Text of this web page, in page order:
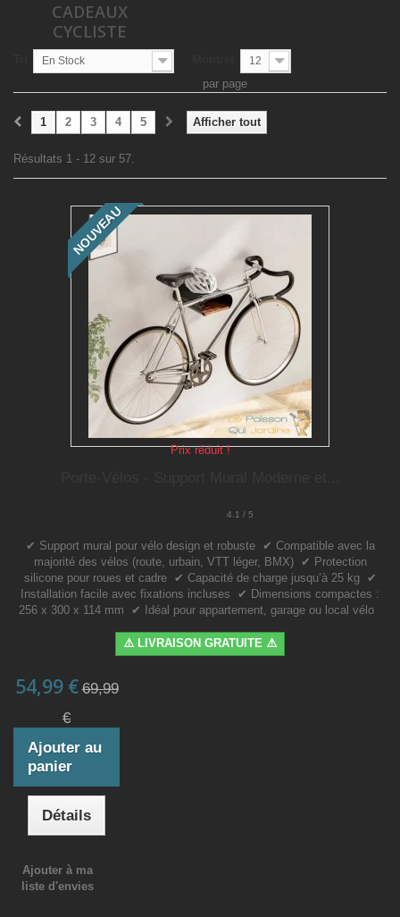
CADEAUX
CYCLISTE
En Stock 12
par page
Afficher tout
1 2 3 4 5
Résultats 1 - 12 sur 57.
NOUVEAU
Prix réduit !
4.1 / 5
✔ Support mural pour vélo design et robuste ✔ Compatible avec la
majorité des vélos (route, urbain, VTT léger, BMX) ✔ Protection
silicone pour roues et cadre ✔ Capacité de charge jusqu’à 25 kg ✔
Installation facile avec fixations incluses ✔ Dimensions compactes :
256 x 300 x 114 mm ✔ Idéal pour appartement, garage ou local vélo
⚠️ LIVRAISON GRATUITE ⚠️
54,99 € 69,99
€
Ajouter au
panier
Détails
Ajouter à ma
liste d'envies